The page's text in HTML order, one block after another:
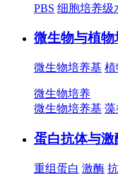
PBS 细胞培养级
微生物与植物
微生物培养基 植
微生物培养
微生物培养基 藻
蛋白抗体与激
重组蛋白 激酶